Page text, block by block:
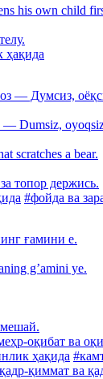
his own child
ҳақида
— Думсиз,
— Dumsiz,
scratches a bear.
топор держись.
#фойда ва
ғамини е.
gʼamini ye.
оқибат ва
ҳақида
қиммат ва